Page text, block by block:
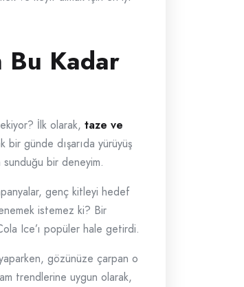
Bu Kadar
İlk olarak, taze ve
bir günde dışarıda yürüyüş
bir deneyim.
genç kitleyi hedef
istemez ki? Bir
Ice’ı popüler hale getirdi.
gözünüze çarpan o
trendlerine uygun olarak,